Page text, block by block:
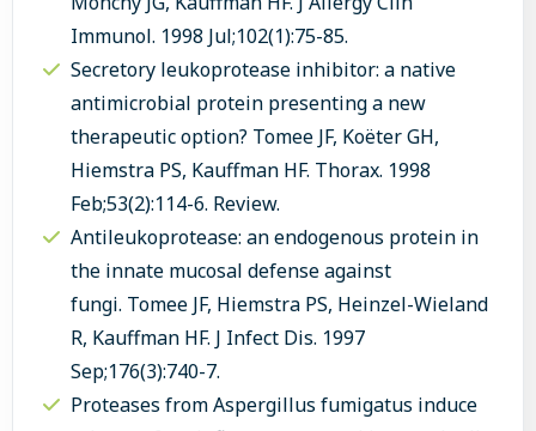
Immunol. 1998 Jul;102(1):75-85.
Secretory leukoprotease inhibitor: a native
antimicrobial protein presenting a new
therapeutic option? Tomee JF, Koëter GH,
Hiemstra PS, Kauffman HF. Thorax. 1998
Feb;53(2):114-6. Review.
Antileukoprotease: an endogenous protein in
the innate mucosal defense against
fungi. Tomee JF, Hiemstra PS, Heinzel-Wieland
R, Kauffman HF. J Infect Dis. 1997
Sep;176(3):740-7.
Proteases from Aspergillus fumigatus induce